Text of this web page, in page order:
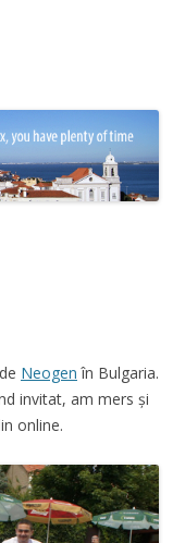
Neogen în Bulgaria.
invitat, am mers și
online.